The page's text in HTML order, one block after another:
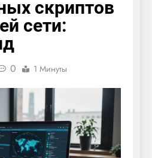
скриптов
сети:
0 1 Минуты